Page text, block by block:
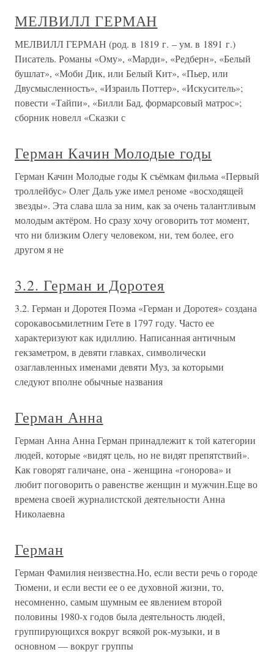
МЕЛВИЛЛ ГЕРМАН
МЕЛВИЛЛ ГЕРМАН (род. в 1819 г. – ум. в 1891 г.)
Писатель. Романы «Ому», «Марди», «Редберн», «Белый
бушлат», «Моби Дик, или Белый Кит», «Пьер, или
Двусмысленность», «Израиль Поттер», «Искуситель»;
повести «Тайпи», «Билли Бад, формарсовый матрос»;
сборник новелл «Сказки с
Герман Качин Молодые годы
Герман Качин Молодые годы К съёмкам фильма «Первый
троллейбус» Олег Даль уже имел реноме «восходящей
звезды». Эта слава шла за ним, как за очень талантливым
молодым актёром. Но сразу хочу оговорить тот момент,
что ни близким Олегу человеком, ни, тем более, его
другом я не
3.2. Герман и Доротея
3.2. Герман и Доротея Поэма «Герман и Доротея» создана
сорокавосьмилетним Гете в 1797 году. Часто ее
характеризуют как идиллию. Написанная античным
гекзаметром, в девяти главках, символически
озаглавленных именами девяти Муз, за которыми
следуют вполне обычные названия
Герман Анна
Герман Анна Анна Герман принадлежит к той категории
людей, которые «видят цель, но не видят препятствий».
Как говорят галичане, она - женщина «гонорова» и
любит поговорить о равенстве женщин и мужчин.Еще во
времена своей журналистской деятельности Анна
Николаевна
Герман
Герман Фамилия неизвестна.Но, если вести речь о городе
Тюмени, и если вести ее о ее духовной жизни, то,
несомненно, самым шумным ее явлением второй
половины 1980-х годов была деятельность людей,
группирующихся вокруг всякой рок-музыки, и в
основном — вокруг группы